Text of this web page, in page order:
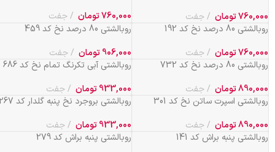
760,000تومان جفت
760,000تومان
جفت
روبالشتی 80 درصد نخ کد 192
760,000تومان جفت
روبالشتی 80 درصد نخ کد 459
906,000 تومان
جفت
روبالشتی 80 درصد نخ کد 732
890,000تومان جفت
روبالشتی آبی تکرنگ تمام نخ کد 686
933,000 تومان
جفت
روبالشتی اسپرت ساتن نخ کد 301
890,000تومان جفت
روبالشتی بروجرد نخ پنبه گلدار کد 267
933,000 تومان
جفت
روبالشتی پنبه براش کد 141
روبالشتی پنبه براش کد 279